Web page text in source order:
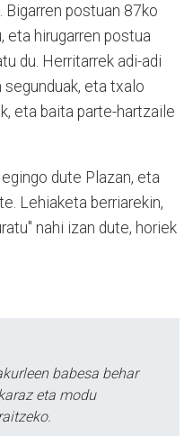
Bigarren postuan 87ko
eta hirugarren postua
du. Herritarrek adi-adi
eta txalo
eta baita parte-hartzaile
dute Plazan, eta
Lehiaketa berriarekin,
nahi izan dute, horiek
babesa behar
eta modu